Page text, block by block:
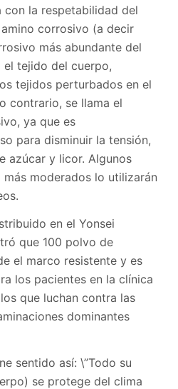
con la respetabilidad del
corrosivo (a decir
más abundante del
tejido del cuerpo,
tejidos perturbados en el
contrario, se llama el
ya que es
para disminuir la tensión,
azúcar y licor. Algunos
moderados lo utilizarán
en el Yonsei
que 100 polvo de
el marco resistente y es
los pacientes en la clínica
que luchan contra las
dominantes
sentido así: \”Todo su
se protege del clima